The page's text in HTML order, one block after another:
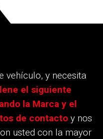
vehículo, y necesita
el siguiente
la Marca y el
de contactoy nos
usted con la mayor